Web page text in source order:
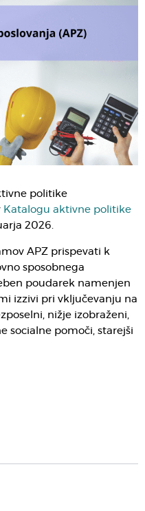
politike
Katalogu aktivne politike
2026.
APZ prispevati k
sposobnega
poudarek namenjen
izzivi pri vključevanju na
nižje izobraženi,
socialne pomoči, starejši